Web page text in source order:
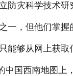
灾科学技术研
一，但他们掌握
能够从网上获取
中国西南地图上